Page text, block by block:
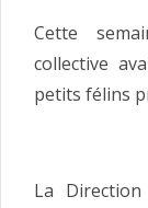
Cette
collective
petits félins
La